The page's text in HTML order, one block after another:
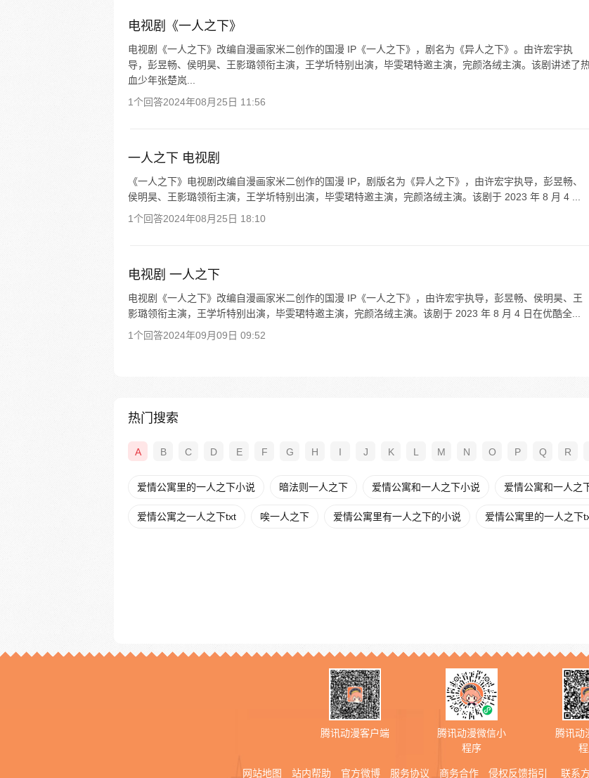
电视剧《一人之下》
电视剧《一人之下》改编自漫画家米二创作的国漫 IP《一人之下》，剧名为《异人之下》。由许宏宇执
导，彭昱畅、侯明昊、王影璐领衔主演，王学圻特别出演，毕雯珺特邀主演，完颜洛绒主演。该剧讲述了
血少年张楚岚...
1个回答2024年08月25日 11:56
一人之下 电视剧
《一人之下》电视剧改编自漫画家米二创作的国漫 IP，剧版名为《异人之下》，由许宏宇执导，彭昱畅、
侯明昊、王影璐领衔主演，王学圻特别出演，毕雯珺特邀主演，完颜洛绒主演。该剧于 2023 年 8 月 4 ...
1个回答2024年08月25日 18:10
电视剧 一人之下
电视剧《一人之下》改编自漫画家米二创作的国漫 IP《一人之下》，由许宏宇执导，彭昱畅、侯明昊、王
影璐领衔主演，王学圻特别出演，毕雯珺特邀主演，完颜洛绒主演。该剧于 2023 年 8 月 4 日在优酷全...
1个回答2024年09月09日 09:52
热门搜索
A B C D E F G H I J K L M N O P Q R
爱情公寓里的一人之下小说 暗法则一人之下 爱情公寓和一人之下小说 爱情公寓和一人之
爱情公寓之一人之下txt 唉一人之下 爱情公寓里有一人之下的小说 爱情公寓里的一人之下
腾讯动漫客户端
腾讯动漫微信小
程序
腾讯动
网站地图 站内帮助 官方微博 服务协议 商务合作 侵权反馈指引 联系方